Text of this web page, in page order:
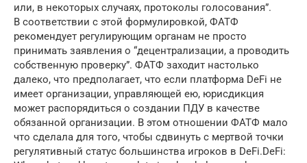
или, в некоторых случаях, протоколы голосования”.
В соответствии с этой формулировкой, ФАТФ
рекомендует регулирующим органам не просто
принимать заявления о “децентрализации, а проводить
собственную проверку”. ФАТФ заходит настолько
далеко, что предполагает, что если платформа DeFi не
имеет организации, управляющей ею, юрисдикция
может распорядиться о создании ПДУ в качестве
обязанной организации. В этом отношении ФАТФ мало
что сделала для того, чтобы сдвинуть с мертвой точки
регулятивный статус большинства игроков в DeFi.DeFi: